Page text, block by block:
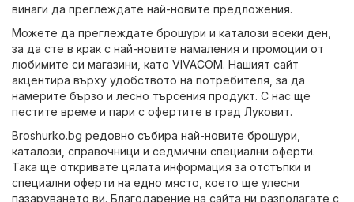
винаги да преглеждате най-новите предложения.
Можете да преглеждате брошури и каталози всеки ден,
за да сте в крак с най-новите намаления и промоции от
любимите си магазини, като VIVACOM. Нашият сайт
акцентира върху удобството на потребителя, за да
намерите бързо и лесно търсения продукт. С нас ще
пестите време и пари с офертите в град Луковит.
Broshurko.bg редовно събира най-новите брошури,
каталози, справочници и седмични специални оферти.
Така ще откривате цялата информация за отстъпки и
специални оферти на едно място, което ще улесни
пазаруването ви. Благодарение на сайта ни разполагате с